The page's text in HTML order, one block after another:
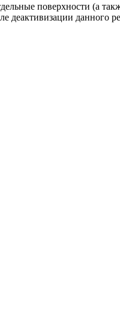
поверхности (а
деактивизации данного